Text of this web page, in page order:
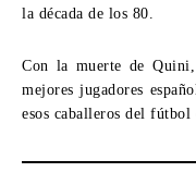
la década de los 80.
Con la muerte de
mejores jugadores
esos caballeros del fútbol